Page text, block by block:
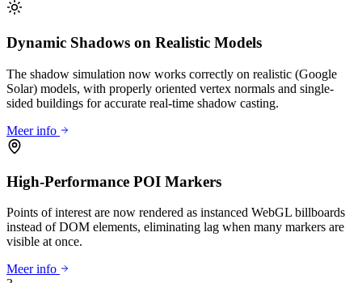
Dynamic Shadows on Realistic Models
The shadow simulation now works correctly on realistic (Google
Solar) models, with properly oriented vertex normals and single-
sided buildings for accurate real-time shadow casting.
Meer info
High-Performance POI Markers
Points of interest are now rendered as instanced WebGL billboards
instead of DOM elements, eliminating lag when many markers are
visible at once.
Meer info